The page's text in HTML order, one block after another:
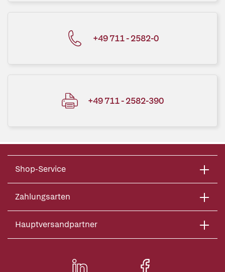
+49 711 - 2582-0
+49 711 - 2582-390
Shop-Service
Zahlungsarten
Hauptversandpartner